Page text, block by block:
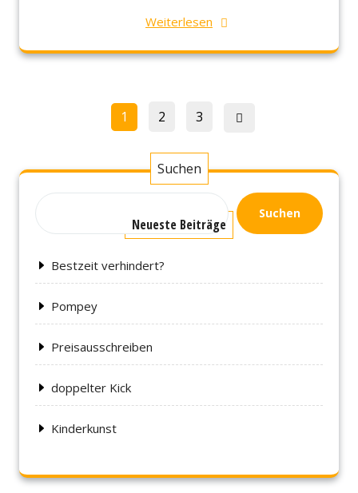
Weiterlesen
Seitennummerierung
Beiträge
Page
1 Page
2 Page
3
Suchen
Suchen
Neueste Beiträge
Bestzeit verhindert?
Pompey
Preisausschreiben
doppelter Kick
Kinderkunst